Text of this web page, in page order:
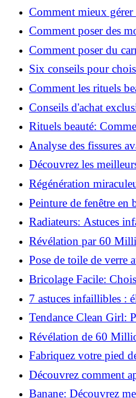
conseils sécurité, déco
Comment mieux gérer
pratiques
Comment poser des
vidéo pas à pas ?
Comment poser du
un rendu professionnel
Six conseils pour
basse pression
Comment les rituels
créent des moments
Conseils d'achat
peinture basse
Rituels beauté:
chouchoutent votre
Analyse des fissures
préparer vos surfaces!
Découvrez les
dès 6,70 €!
Régénération
régénérative peut
Peinture de fenêtre en
techniques infaillibles
Radiateurs: Astuces
tuyaux apparents!
Révélation par 60
Découvrez le sérum
Pose de toile de verre
pour débutants!
Bricolage Facile:
pour Chaque Matériau!
7 astuces infaillibles :
rapidement !
Tendance Clean Girl:
l'adoptent?
Révélation de 60
Découvrez le meilleur
peau!
Fabriquez votre pied
tutoriel facile !
Découvrez comment
Techniques pour un
Banane: Découvrez